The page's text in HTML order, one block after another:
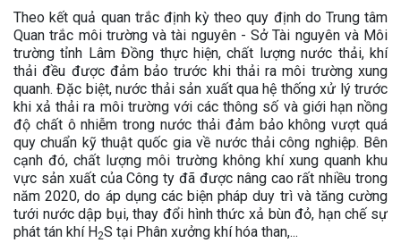
Theo kết quả quan trắc định kỳ theo quy định do Trung tâm
Quan trắc môi trường và tài nguyên - Sở Tài nguyên và Môi
trường tỉnh Lâm Đồng thực hiện, chất lượng nước thải, khí
thải đều được đảm bảo trước khi thải ra môi trường xung
quanh. Đặc biệt, nước thải sản xuất qua hệ thống xử lý trước
khi xả thải ra môi trường với các thông số và giới hạn nồng
độ chất ô nhiễm trong nước thải đảm bảo không vượt quá
quy chuẩn kỹ thuật quốc gia về nước thải công nghiệp. Bên
cạnh đó, chất lượng môi trường không khí xung quanh khu
vực sản xuất của Công ty đã được nâng cao rất nhiều trong
năm 2020, do áp dụng các biện pháp duy trì và tăng cường
tưới nước dập bụi, thay đổi hình thức xả bùn đỏ, hạn chế sự
phát tán khí H2S tại Phân xưởng khí hóa than,...